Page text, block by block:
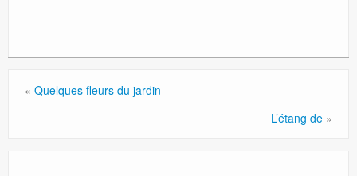
« Quelques fleurs du jardin
L’étang de »